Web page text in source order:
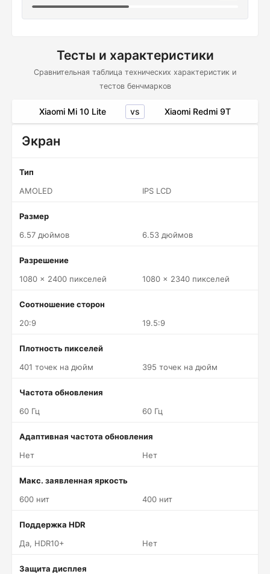
Тесты и характеристики
Сравнительная таблица технических характеристик и
тестов бенчмарков
Xiaomi Mi 10 Lite vs Xiaomi Redmi 9T
Экран
Тип
AMOLED
IPS LCD
Размер
6.57 дюймов
6.53 дюймов
Разрешение
1080 x 2400 пикселей
1080 x 2340 пикселей
Соотношение сторон
20:9
19.5:9
Плотность пикселей
401 точек на дюйм
395 точек на дюйм
Частота обновления
60 Гц
60 Гц
Адаптивная частота обновления
Нет
Нет
Макс. заявленная яркость
600 нит
400 нит
Поддержка HDR
Да, HDR10+
Нет
Защита дисплея